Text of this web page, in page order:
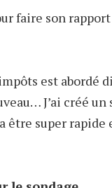
faire son
est abordé
J’ai créé
super rapide